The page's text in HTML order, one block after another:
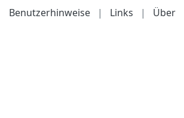
Benutzerhinweise
| Links | Über